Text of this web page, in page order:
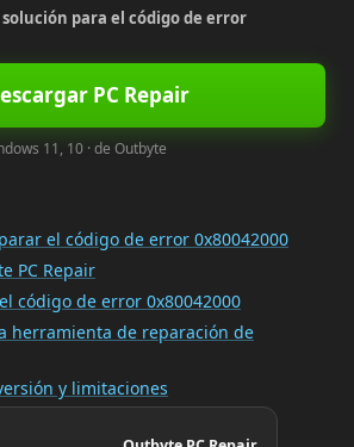
solución para el código de error
PC Repair
11, 10 · de Outbyte
el código de error 0x80042000
PC Repair
código de error 0x80042000
herramienta de reparación de
y limitaciones